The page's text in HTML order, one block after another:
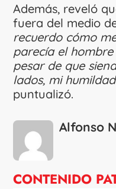
Además, reveló
fuera del medio
recuerdo cómo
parecía el
pesar de que
lados, mi
puntualizó.
Alfonso
CONTENIDO